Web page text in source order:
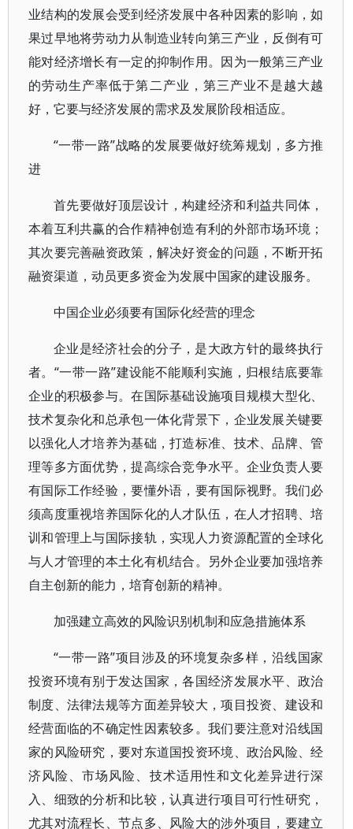
业结构的发展会受到经济发展中各种因素的影响，如
果过早地将劳动力从制造业转向第三产业，反倒有可
能对经济增长有一定的抑制作用。因为一般第三产业
的劳动生产率低于第二产业，第三产业不是越大越
好，它要与经济发展的需求及发展阶段相适应。
“一带一路”战略的发展要做好统筹规划，多方推
进
首先要做好顶层设计，构建经济和利益共同体，
本着互利共赢的合作精神创造有利的外部市场环境；
其次要完善融资政策，解决好资金的问题，不断开拓
融资渠道，动员更多资金为发展中国家的建设服务。
中国企业必须要有国际化经营的理念
企业是经济社会的分子，是大政方针的最终执行
者。“一带一路”建设能不能顺利实施，归根结底要靠
企业的积极参与。在国际基础设施项目规模大型化、
技术复杂化和总承包一体化背景下，企业发展关键要
以强化人才培养为基础，打造标准、技术、品牌、管
理等多方面优势，提高综合竞争水平。企业负责人要
有国际工作经验，要懂外语，要有国际视野。我们必
须高度重视培养国际化的人才队伍，在人才招聘、培
训和管理上与国际接轨，实现人力资源配置的全球化
与人才管理的本土化有机结合。另外企业要加强培养
自主创新的能力，培育创新的精神。
加强建立高效的风险识别机制和应急措施体系
“一带一路”项目涉及的环境复杂多样，沿线国家
投资环境有别于发达国家，各国经济发展水平、政治
制度、法律法规等方面差异较大，项目投资、建设和
经营面临的不确定性因素较多。我们要注意对沿线国
家的风险研究，要对东道国投资环境、政治风险、经
济风险、市场风险、技术适用性和文化差异进行深
入、细致的分析和比较，认真进行项目可行性研究，
尤其对流程长、节点多、风险大的涉外项目，要建立